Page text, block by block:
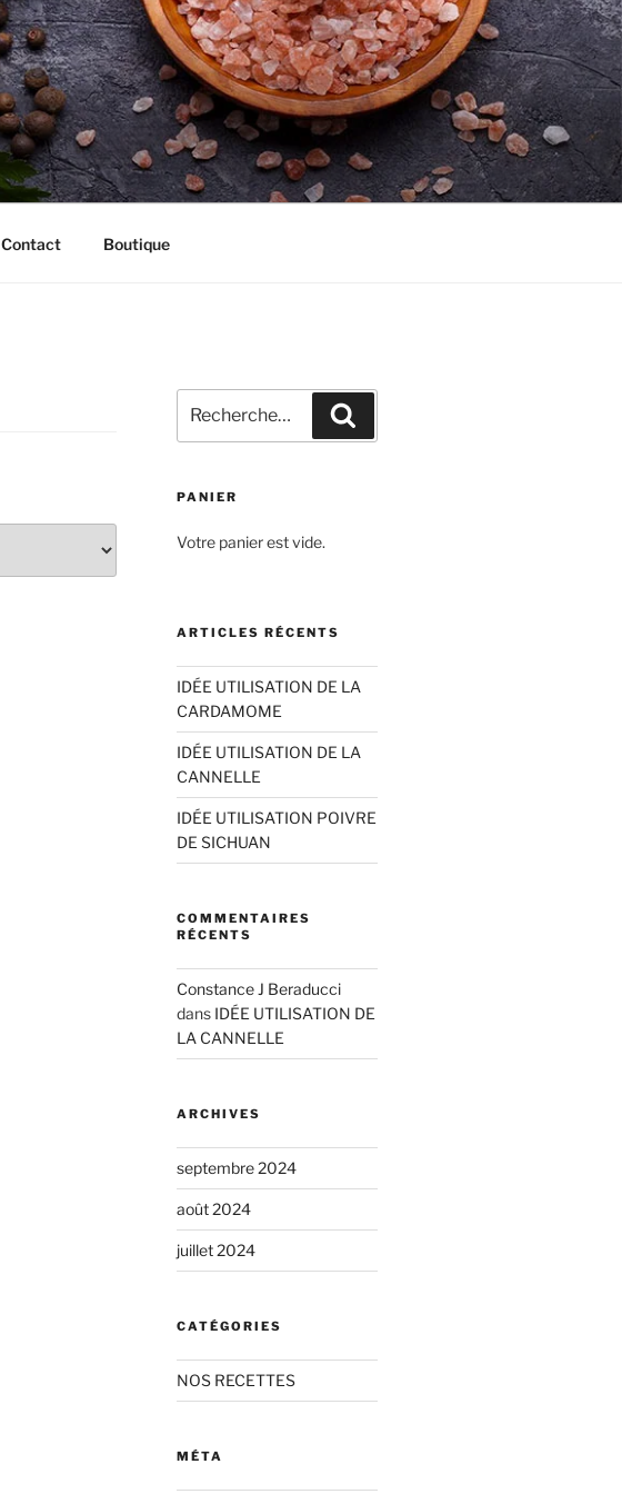
Contact Boutique
pour
:
PANIER
Votre panier est vide.
ARTICLES RÉCENTS
IDÉE UTILISATION DE LA
CARDAMOME
IDÉE UTILISATION DE LA
CANNELLE
IDÉE UTILISATION POIVRE
DE SICHUAN
COMMENTAIRES
RÉCENTS
Constance J Beraducci
dans IDÉE UTILISATION DE
LA CANNELLE
ARCHIVES
septembre 2024
août 2024
juillet 2024
CATÉGORIES
NOS RECETTES
MÉTA